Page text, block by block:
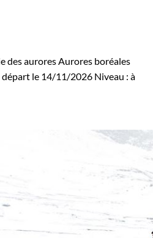
des auroresAurores boréales
départ le 14/11/2026 Niveau : à